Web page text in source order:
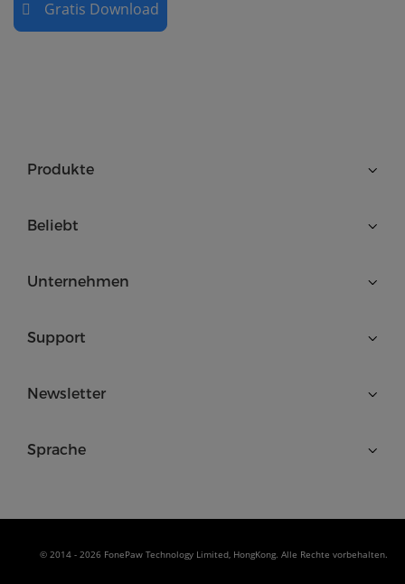
Gratis Download
Produkte
Beliebt
Unternehmen
Support
Newsletter
Sprache
© 2014 - 2026 FonePaw Technology Limited, HongKong. Alle Rechte vorbehalten.